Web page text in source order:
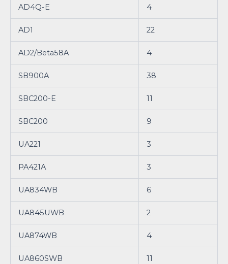
AD4Q-E 4
AD1 22
AD2/Beta58A 4
SB900A 38
SBC200-E 11
SBC200 9
UA221 3
PA421A 3
UA834WB 6
UA845UWB 2
UA874WB 4
UA860SWB 11